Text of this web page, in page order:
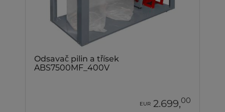
Odsavač pilin a třísek
ABS7500MF_400V
EUR 2.699,00